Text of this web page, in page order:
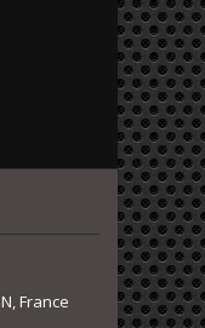
France